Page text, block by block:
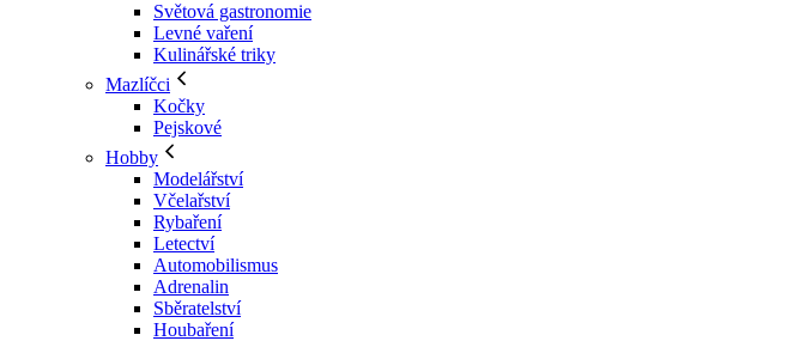
Světová gastronomie
Levné vaření
Kulinářské triky
Mazlíčci
Kočky
Pejskové
Hobby
Modelářství
Včelařství
Rybaření
Letectví
Automobilismus
Adrenalin
Sběratelství
Houbaření